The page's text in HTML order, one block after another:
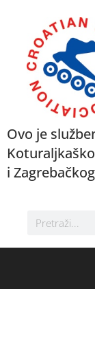
Ovo je
i